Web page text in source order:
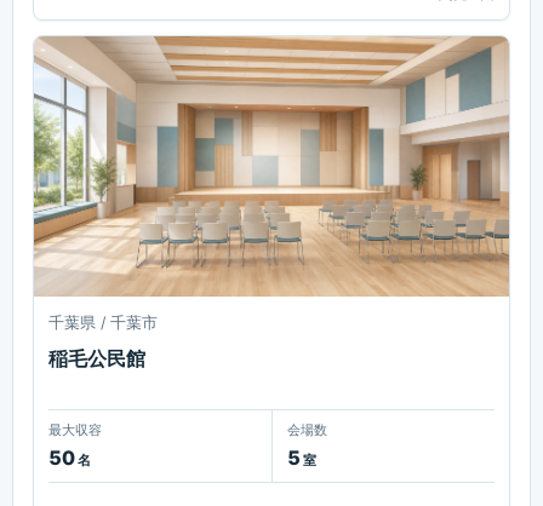
千葉県 / 千葉市
稲毛公民館
最大収容
50名
会場数
5 室